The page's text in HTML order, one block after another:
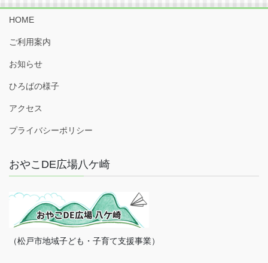
HOME
ご利用案内
お知らせ
ひろばの様子
アクセス
プライバシーポリシー
おやこDE広場八ケ崎
（松戸市地域子ども・子育て支援事業）